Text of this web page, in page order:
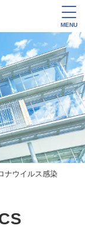
MENU
ウイルス感染